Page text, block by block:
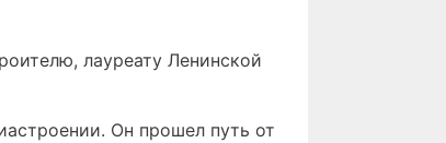
лауреату Ленинской
Он прошел путь от